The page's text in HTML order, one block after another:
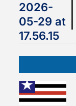
2026-
05-29 at
17.56.15